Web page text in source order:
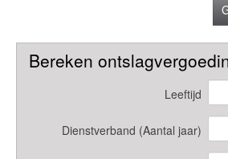
Bereken
Leeftijd
Dienstverband (Aantal jaar)